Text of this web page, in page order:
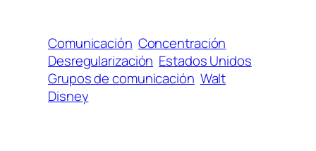
Comunicación Concentración
Desregularización Estados Unidos
Grupos de comunicación Walt
Disney